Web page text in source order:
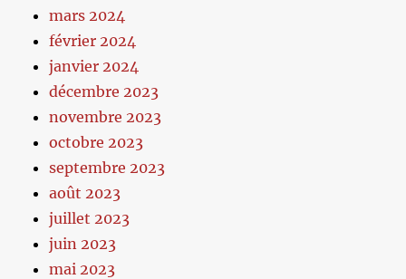
mars 2024
février 2024
janvier 2024
décembre 2023
novembre 2023
octobre 2023
septembre 2023
août 2023
juillet 2023
juin 2023
mai 2023